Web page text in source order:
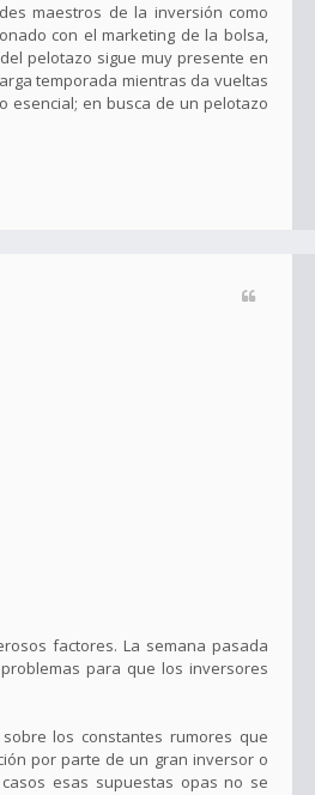
maestros de la inversión como
con el marketing de la bolsa,
pelotazo sigue muy presente en
temporada mientras da vueltas
esencial; en busca de un pelotazo
factores. La semana pasada
para que los inversores
los constantes rumores que
por parte de un gran inversor o
esas supuestas opas no se